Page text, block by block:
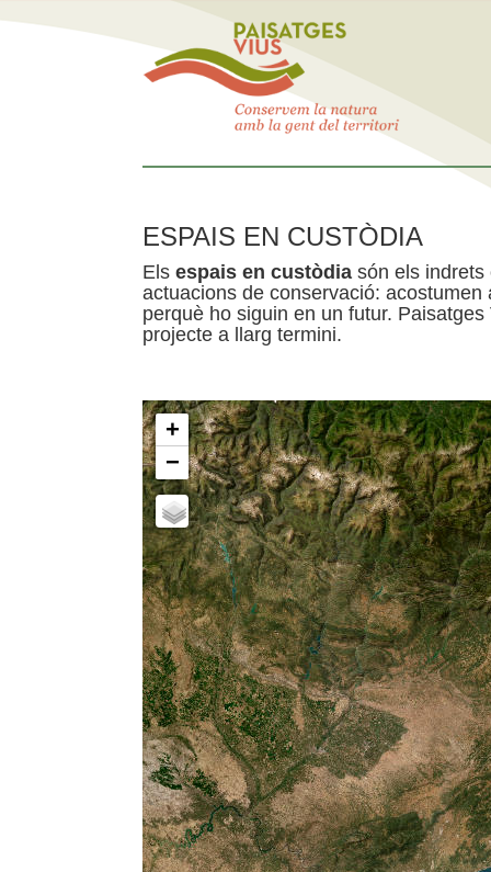
ESPAIS EN CUSTÒDIA
Els espais en custòdia són els indrets
actuacions de conservació:
perquè ho siguin en un futur.
projecte a llarg termini.
+
−